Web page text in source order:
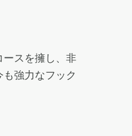
スを擁し、非
強力なフック